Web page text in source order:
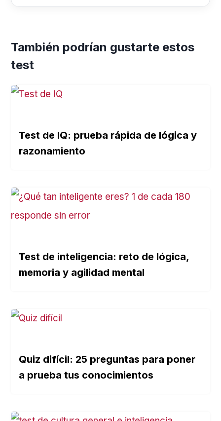
También podrían gustarte estos
test
Test de IQ: prueba rápida de lógica y
razonamiento
Test de inteligencia: reto de lógica,
memoria y agilidad mental
Quiz difícil: 25 preguntas para poner
a prueba tus conocimientos